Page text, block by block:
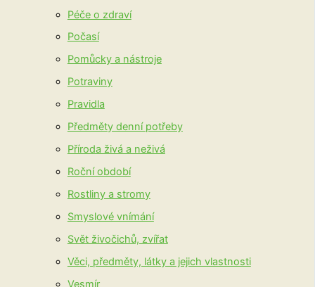
Péče o zdraví
Počasí
Pomůcky a nástroje
Potraviny
Pravidla
Předměty denní potřeby
Příroda živá a neživá
Roční období
Rostliny a stromy
Smyslové vnímání
Svět živočichů, zvířat
Věci, předměty, látky a jejich vlastnosti
Vesmír